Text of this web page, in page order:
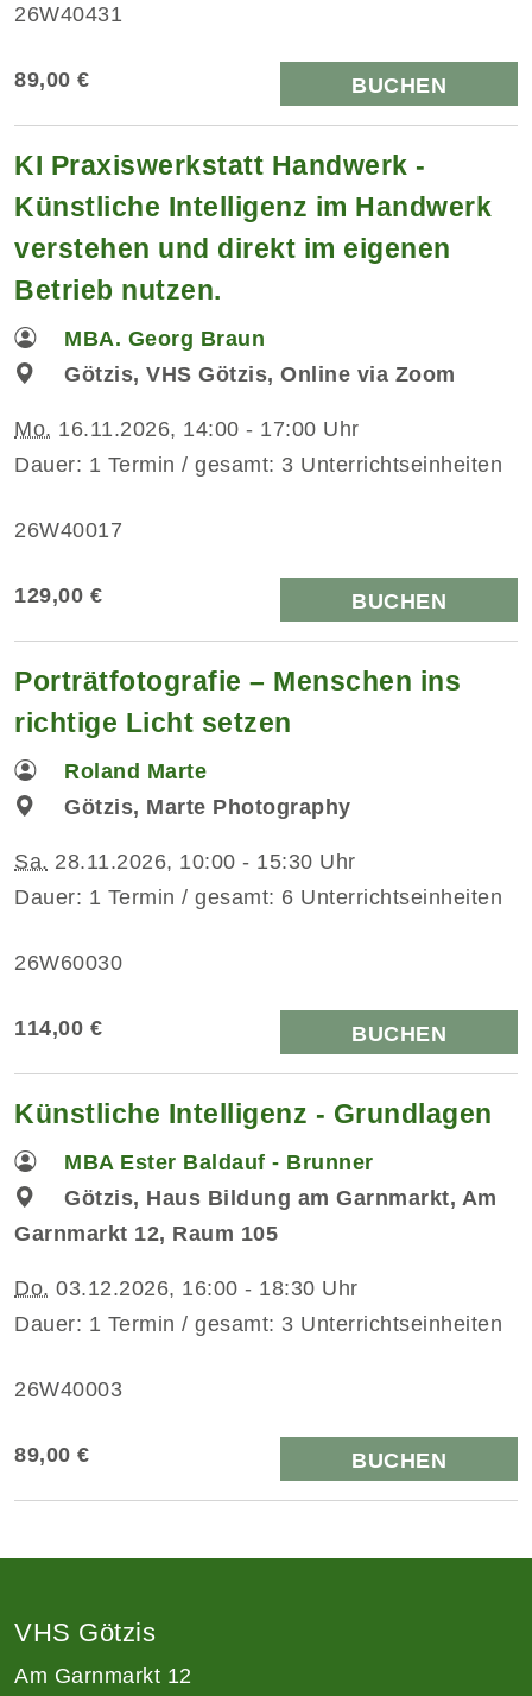
26W40431
89,00 € BUCHEN
KI Praxiswerkstatt Handwerk -
Künstliche Intelligenz im Handwerk
verstehen und direkt im eigenen
Betrieb nutzen.
MBA. Georg Braun
Götzis, VHS Götzis, Online via Zoom
Mo. 16.11.2026, 14:00 - 17:00 Uhr
Dauer: 1 Termin / gesamt: 3 Unterrichtseinheiten
26W40017
129,00 € BUCHEN
Porträtfotografie – Menschen ins
richtige Licht setzen
Roland Marte
Götzis, Marte Photography
Sa. 28.11.2026, 10:00 - 15:30 Uhr
Dauer: 1 Termin / gesamt: 6 Unterrichtseinheiten
26W60030
114,00 € BUCHEN
Künstliche Intelligenz - Grundlagen
MBA Ester Baldauf - Brunner
Götzis, Haus Bildung am Garnmarkt, Am
Garnmarkt 12, Raum 105
Do. 03.12.2026, 16:00 - 18:30 Uhr
Dauer: 1 Termin / gesamt: 3 Unterrichtseinheiten
26W40003
89,00 € BUCHEN
VHS Götzis
Am Garnmarkt 12